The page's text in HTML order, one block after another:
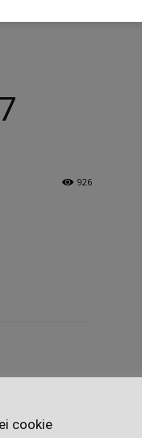
926
Articolo successivo
cookie